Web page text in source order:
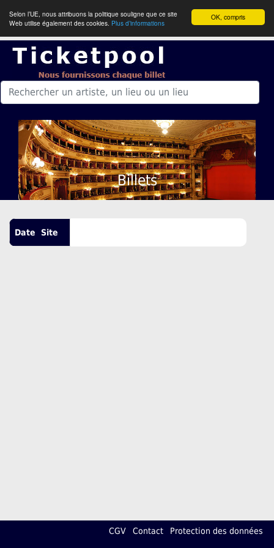
OK, compris
Selon l’UE, nous attribuons la politique souligne que ce site
Web utilise également des cookies. Plus d’informations
Billets
Date Site
CGV Contact Protection des données